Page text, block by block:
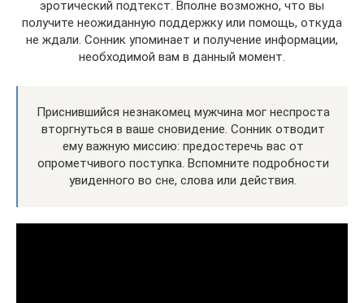
эротический подтекст. Вполне возможно, что вы
получите неожиданную поддержку или помощь, откуда
не ждали. Сонник упоминает и получение информации,
необходимой вам в данный момент.
Приснившийся незнакомец мужчина мог неспроста
вторгнуться в ваше сновидение. Сонник отводит
ему важную миссию: предостеречь вас от
опрометчивого поступка. Вспомните подробности
увиденного во сне, слова или действия.